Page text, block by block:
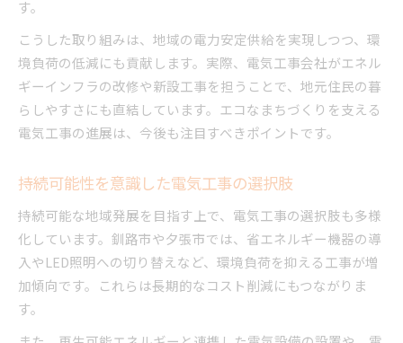
す。
こうした取り組みは、地域の電力安定供給を実現しつつ、環
境負荷の低減にも貢献します。実際、電気工事会社がエネル
ギーインフラの改修や新設工事を担うことで、地元住民の暮
らしやすさにも直結しています。エコなまちづくりを支える
電気工事の進展は、今後も注目すべきポイントです。
持続可能性を意識した電気工事の選択肢
持続可能な地域発展を目指す上で、電気工事の選択肢も多様
化しています。釧路市や夕張市では、省エネルギー機器の導
入やLED照明への切り替えなど、環境負荷を抑える工事が増
加傾向です。これらは長期的なコスト削減にもつながりま
す。